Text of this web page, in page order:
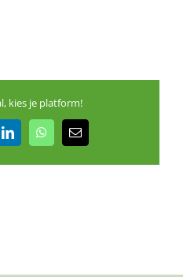
kies je platform!
LinkedInWhatsApp
E-